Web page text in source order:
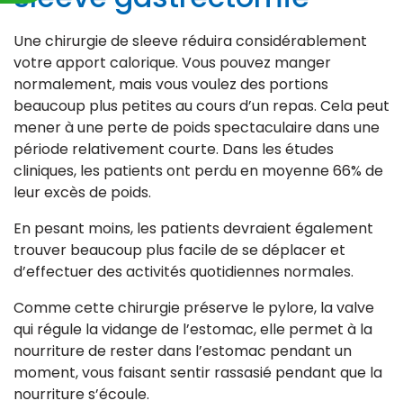
Une chirurgie de sleeve réduira considérablement
votre apport calorique. Vous pouvez manger
normalement, mais vous voulez des portions
beaucoup plus petites au cours d’un repas. Cela peut
mener à une perte de poids spectaculaire dans une
période relativement courte. Dans les études
cliniques, les patients ont perdu en moyenne 66% de
leur excès de poids.
En pesant moins, les patients devraient également
trouver beaucoup plus facile de se déplacer et
d’effectuer des activités quotidiennes normales.
Comme cette chirurgie préserve le pylore, la valve
qui régule la vidange de l’estomac, elle permet à la
nourriture de rester dans l’estomac pendant un
moment, vous faisant sentir rassasié pendant que la
nourriture s’écoule.